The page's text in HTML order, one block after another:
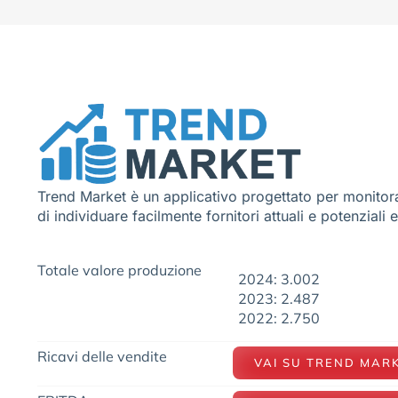
Trend Market è un applicativo progettato per
di individuare facilmente fornitori attuali e
Totale valore produzione
2024: 3.002
2023: 2.487
2022: 2.750
Ricavi delle vendite VAI SU TREND